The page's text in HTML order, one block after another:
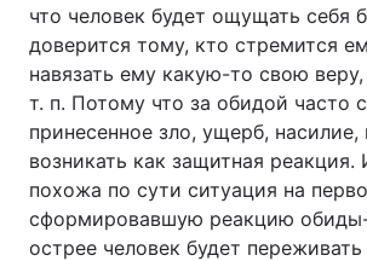
что человек будет ощущать себя
доверится тому, кто стремится
навязать ему какую-то свою
т. п. Потому что за обидой часто
принесенное зло, ущерб,
возникать как защитная реакция.
похожа по сути ситуация на
сформировавшую реакцию
острее человек будет переживать